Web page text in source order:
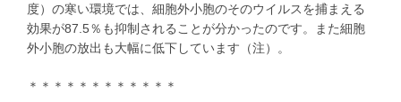
度）の寒い環境では、細胞外小胞のそのウイルスを捕まえる
効果が87.5％も抑制されることが分かったのです。また細胞
外小胞の放出も大幅に低下しています（注）。
＊＊＊＊＊＊＊＊＊＊＊＊